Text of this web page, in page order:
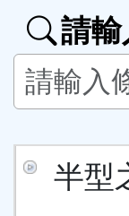
按
鈕
請輸
半型